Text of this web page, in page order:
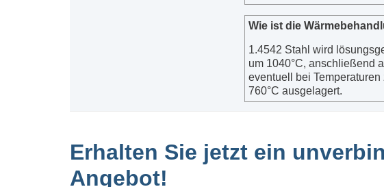
Wie ist die
1.4542 Stahl wird
um 1040°C, anschließend
eventuell bei
760°C ausgelagert.
Erhalten Sie jetzt ein
Angebot!